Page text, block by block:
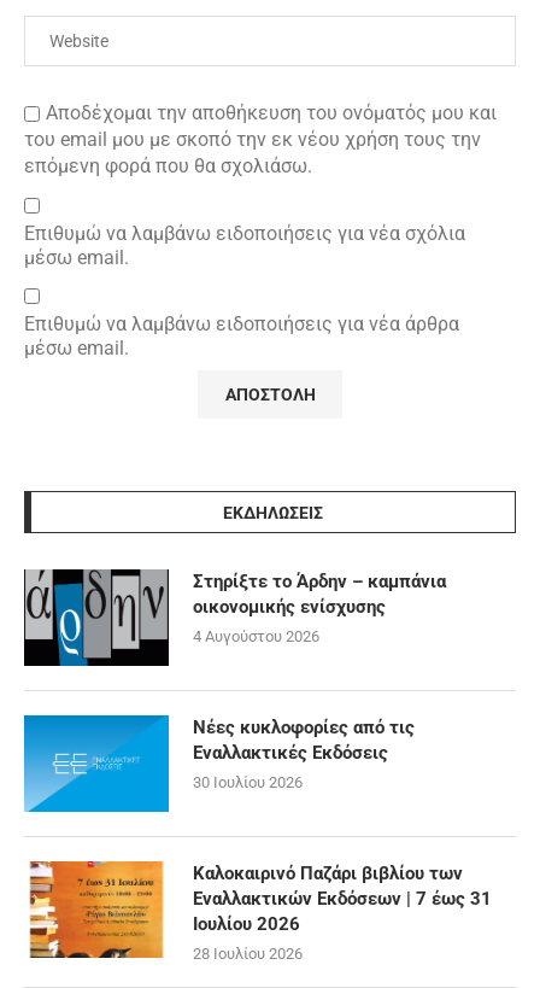
Αποδέχομαι την αποθήκευση του ονόματός μου και
του email μου με σκοπό την εκ νέου χρήση τους την
επόμενη φορά που θα σχολιάσω.
Επιθυμώ να λαμβάνω ειδοποιήσεις για νέα σχόλια
μέσω email.
Επιθυμώ να λαμβάνω ειδοποιήσεις για νέα άρθρα
μέσω email.
ΕΚΔΗΛΩΣΕΙΣ
Στηρίξτε το Άρδην – καμπάνια
οικονομικής ενίσχυσης
4 Αυγούστου 2026
Νέες κυκλοφορίες από τις
Εναλλακτικές Εκδόσεις
30 Ιουλίου 2026
Καλοκαιρινό Παζάρι βιβλίου των
Εναλλακτικών Εκδόσεων | 7 έως 31
Ιουλίου 2026
28 Ιουλίου 2026